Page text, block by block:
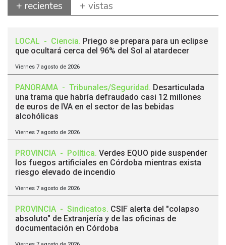
+ recientes + vistas
LOCAL - Ciencia. Priego se prepara para un eclipse
que ocultará cerca del 96% del Sol al atardecer
Viernes 7 agosto de 2026
PANORAMA - Tribunales/Seguridad. Desarticulada
una trama que habría defraudado casi 12 millones
de euros de IVA en el sector de las bebidas
alcohólicas
Viernes 7 agosto de 2026
PROVINCIA - Política. Verdes EQUO pide suspender
los fuegos artificiales en Córdoba mientras exista
riesgo elevado de incendio
Viernes 7 agosto de 2026
PROVINCIA - Sindicatos. CSIF alerta del "colapso
absoluto" de Extranjería y de las oficinas de
documentación en Córdoba